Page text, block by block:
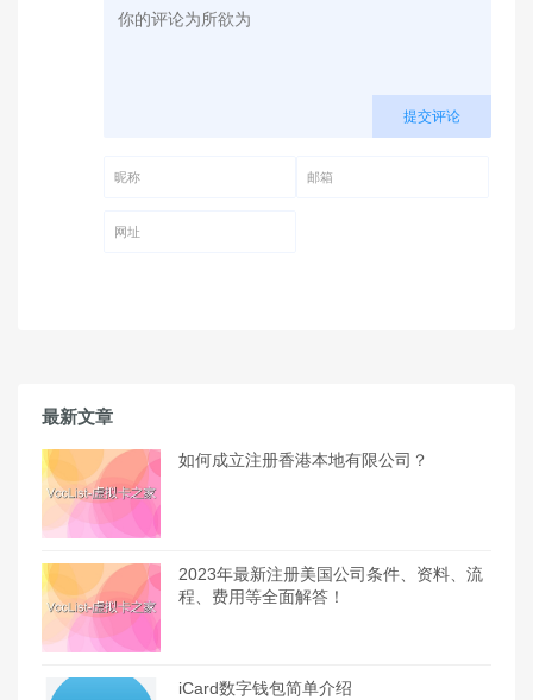
提交评论
最新文章
如何成立注册香港本地有限公司？
2023年最新注册美国公司条件、资料、流
程、费用等全面解答！
iCard数字钱包简单介绍